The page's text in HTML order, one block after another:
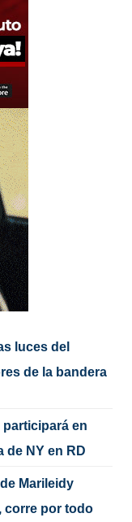
luces del
de la bandera
participará en
de NY en RD
Marileidy
corre por todo